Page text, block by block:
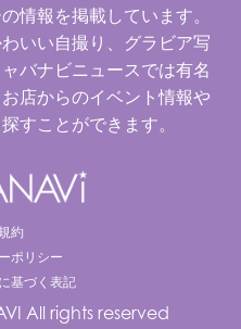
情報を掲載しています。
いい自撮り、グラビア写
バナビニュースでは有名
店からのイベント情報や
すことができます。
約
ポリシー
基づく表記
All rights reserved